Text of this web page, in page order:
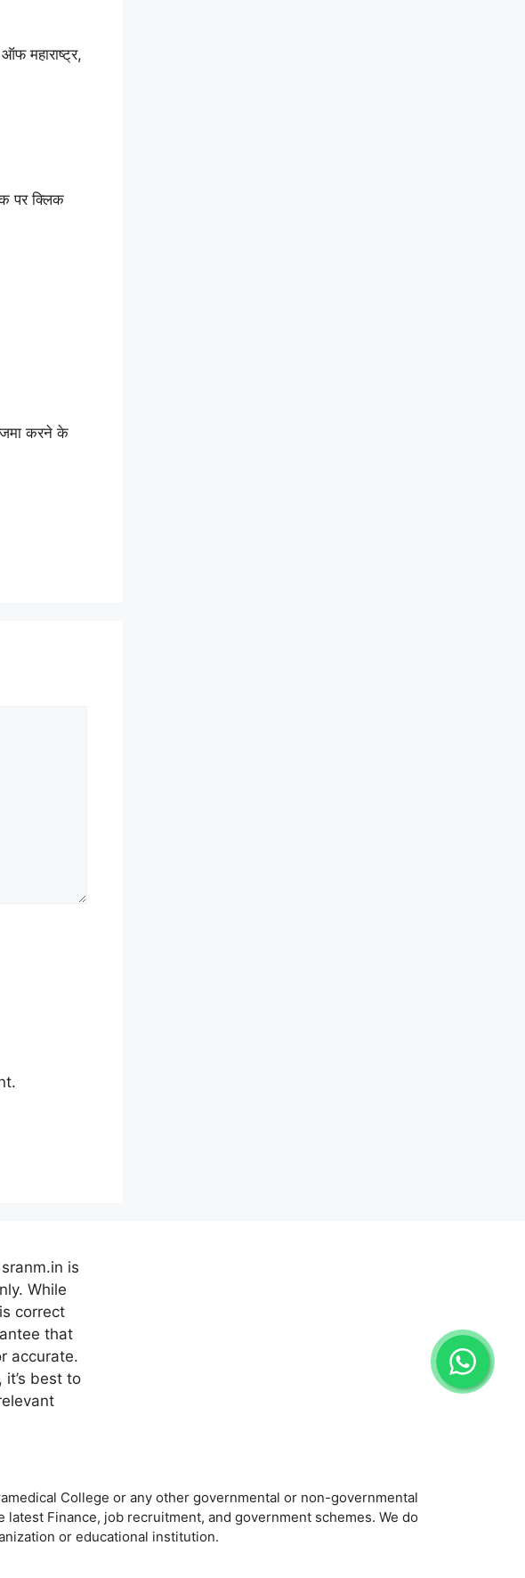
महाराष्ट्र,
पर क्लिक
जमा करने के
is
While
correct
that
accurate.
best to
College or any other governmental or non-governmental
Finance, job recruitment, and government schemes. We do
or educational institution.